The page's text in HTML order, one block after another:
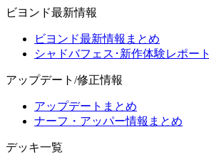
ビヨンド最新情報
ビヨンド最新情報まとめ
シャドバフェス･新作体験レポート
アップデート/修正情報
アップデートまとめ
ナーフ・アッパー情報まとめ
デッキ一覧